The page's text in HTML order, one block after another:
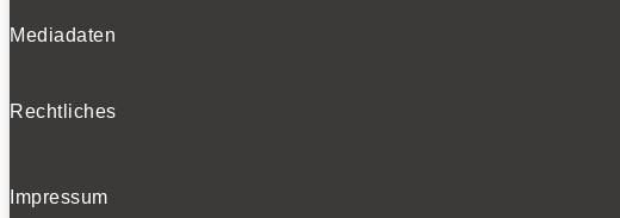
Mediadaten
Rechtliches
Impressum